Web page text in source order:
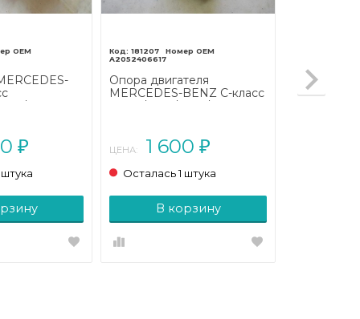
A205
₽
181207
A2052406617
Опора двигателя
MERCEDES-BENZ C-класс
W205/S205/C205/A205
ЦЕНА: 1 600 ₽
Осталась 1 штука
В корзину